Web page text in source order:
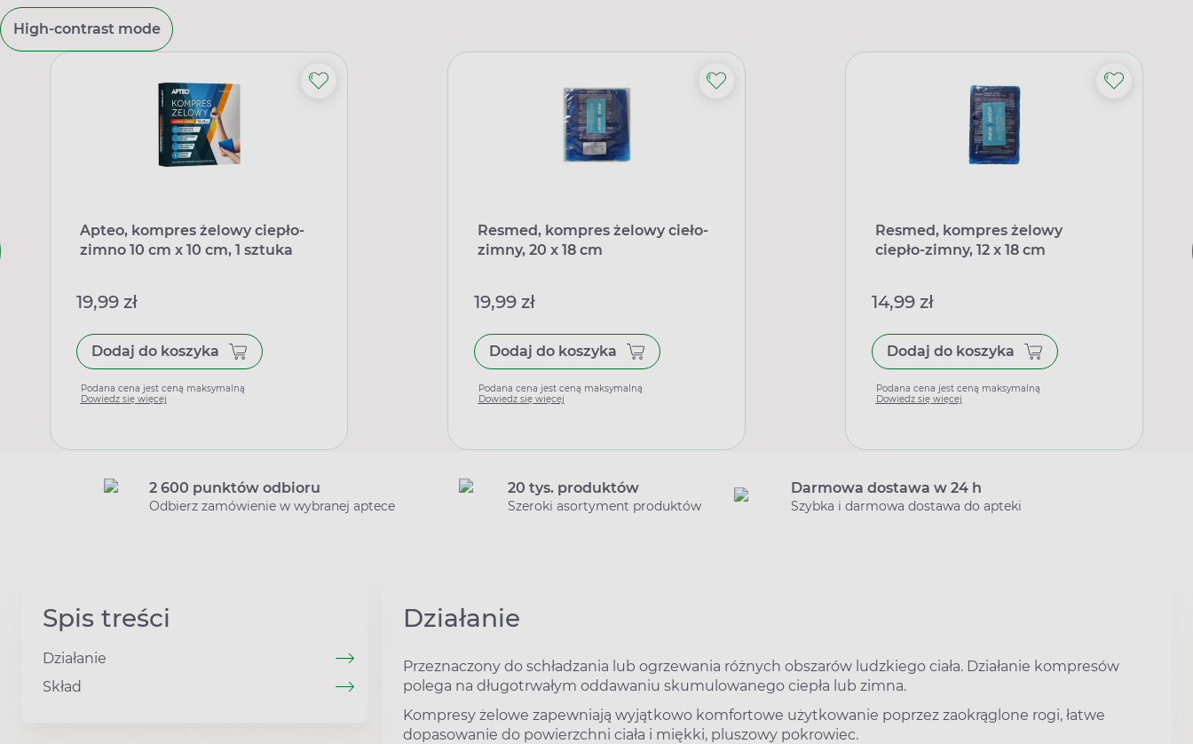
High-contrast mode
Apteo, kompres żelowy ciepło-
zimno 10 cm x 10 cm, 1 sztuka
19,99 zł
Dodaj do koszyka
Podana cena jest ceną maksymalną
Dowiedz się więcej
Resmed, kompres żelowy cieło-
zimny, 20 x 18 cm
19,99 zł
Dodaj do koszyka
Podana cena jest ceną maksymalną
Dowiedz się więcej
Resmed, kompres żelowy
ciepło-zimny, 12 x 18 cm
14,99 zł
Dodaj do koszyka
Podana cena jest ceną maksymalną
Dowiedz się więcej
2 600 punktów odbioru
Odbierz zamówienie w wybranej aptece
20 tys. produktów
Szeroki asortyment produktów
Darmowa dostawa w 24 h
Szybka i darmowa dostawa do apteki
Spis treści
Działanie
Skład
Działanie
Przeznaczony do schładzania lub ogrzewania różnych obszarów ludzkiego ciała. Działanie kompresów
polega na długotrwałym oddawaniu skumulowanego ciepła lub zimna.
Kompresy żelowe zapewniają wyjątkowo komfortowe użytkowanie poprzez zaokrąglone rogi, łatwe
dopasowanie do powierzchni ciała i miękki, pluszowy pokrowiec.